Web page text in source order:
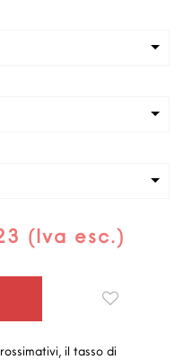
(Iva esc.)
il tasso di